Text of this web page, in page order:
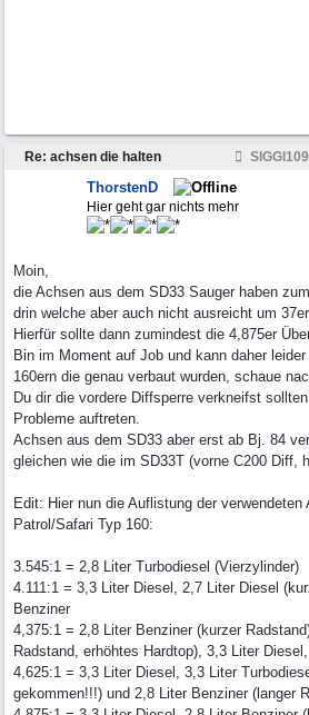
Re: achsen die halten SIGGI109
ThorstenD
Hier geht gar nichts mehr
Moin,
die Achsen aus dem SD33 Sauger haben
drin welche aber auch nicht ausreicht um
Hierfür sollte dann zumindest die 4,875er
Bin im Moment auf Job und kann daher
160ern die genau verbaut wurden, schaue
Du dir die vordere Diffsperre verkneifst
Probleme auftreten.
Achsen aus dem SD33 aber erst ab Bj. 84
gleichen wie die im SD33T (vorne C200 Diff,
Edit: Hier nun die Auflistung der verwendeten
Patrol/Safari Typ 160:
3.545:1 = 2,8 Liter Turbodiesel (Vierzylinder)
4.111:1 = 3,3 Liter Diesel, 2,7 Liter Diesel
Benziner
4,375:1 = 2,8 Liter Benziner (kurzer
Radstand, erhöhtes Hardtop), 3,3 Liter
4,625:1 = 3,3 Liter Diesel, 3,3 Liter
gekommen!!!) und 2,8 Liter Benziner (langer